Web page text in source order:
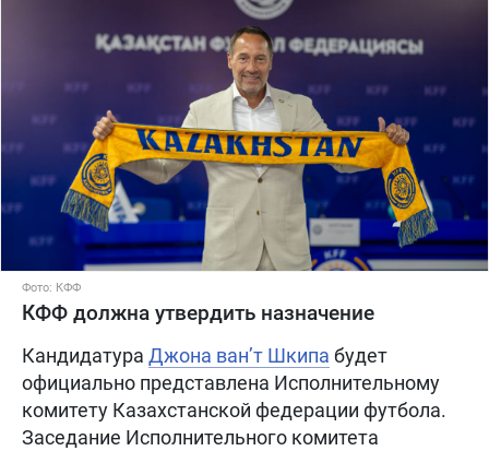
Фото: КФФ
КФФ должна утвердить назначение
Кандидатура Джона ван’т Шкипа будет
официально представлена Исполнительному
комитету Казахстанской федерации футбола.
Заседание Исполнительного комитета